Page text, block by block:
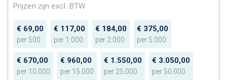
Prijzen zijn excl. BTW
€ 69,00
per 500
€ 117,00
per 1.000
€ 184,00
per 2.000
€ 375,00
per 5.000
€ 670,00
per 10.000
€ 960,00
per 15.000
€ 1.550,00
per 25.000
€ 3.050,00
per 50.000